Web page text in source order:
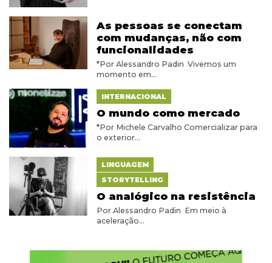
As pessoas se conectam
com mudanças, não com
funcionalidades
*Por Alessandro Padin Vivemos um
momento em...
INTERNACIONAL
O mundo como mercado
*Por Michele Carvalho Comercializar para
o exterior...
LINGUAGEM
STORYTELLING
O analógico na resistência
Por Alessandro Padin Em meio à
aceleração...